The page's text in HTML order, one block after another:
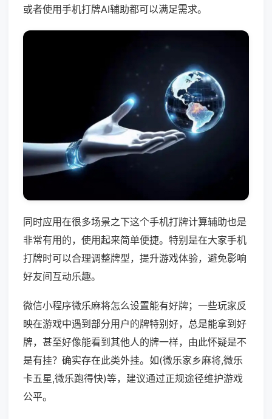
或者使用手机打牌AI辅助都可以满足需求。
同时应用在很多场景之下这个手机打牌计算辅助也是
非常有用的，使用起来简单便捷。特别是在大家手机
打牌时可以合理调整牌型，提升游戏体验，避免影响
好友间互动乐趣。
微信小程序微乐麻将怎么设置能有好牌；一些玩家反
映在游戏中遇到部分用户的牌特别好，总是能拿到好
牌，甚至好像能看到其他人的牌一样，由此怀疑是不
是有挂？确实存在此类外挂。如(微乐家乡麻将,微乐
卡五星,微乐跑得快)等，建议通过正规途径维护游戏
公平。